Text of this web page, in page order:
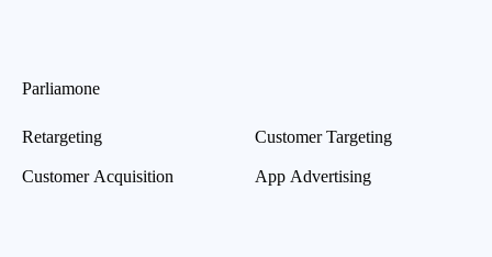
Parliamone
Retargeting
Customer Acquisition
Customer Targeting
App Advertising